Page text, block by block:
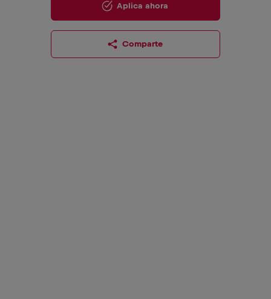
Aplica ahora
Comparte